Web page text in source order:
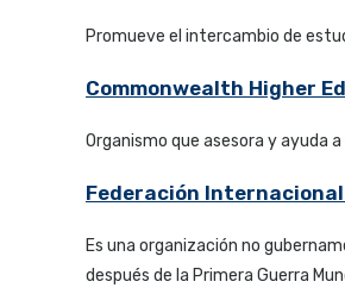
Promueve el intercambio de
Commonwealth Higher
Organismo que asesora y ayuda
Federación
Es una organización no
después de la Primera Guerra